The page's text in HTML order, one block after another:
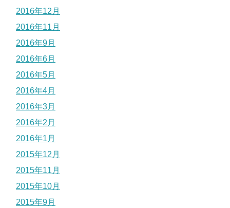
2016年12月
2016年11月
2016年9月
2016年6月
2016年5月
2016年4月
2016年3月
2016年2月
2016年1月
2015年12月
2015年11月
2015年10月
2015年9月